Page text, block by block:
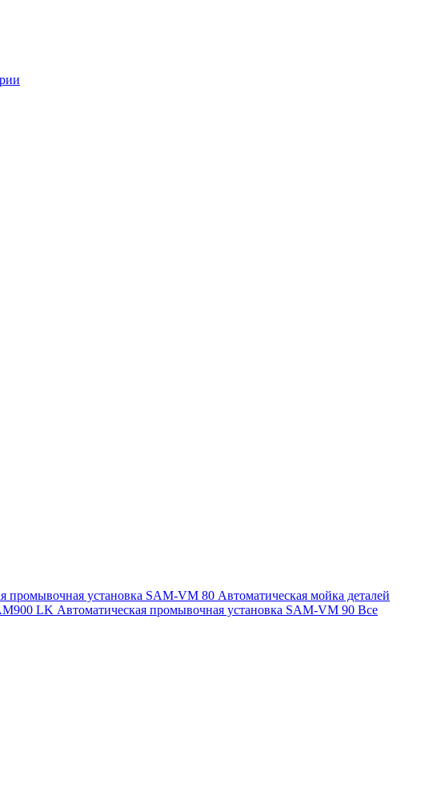
промывочная установка SAM-VM 80 Автоматическая мойка деталей
LK Автоматическая промывочная установка SAM-VM 90 Все